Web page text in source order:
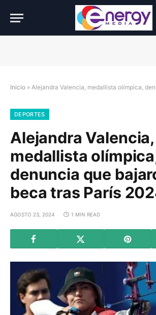
Inicio » Alejandra Valencia, medallista olímpica, denuncia que
DEPORTES
Alejandra Valencia,
medallista
denuncia que
beca tras París
AGOSTO 23, 2024 1 MIN READ